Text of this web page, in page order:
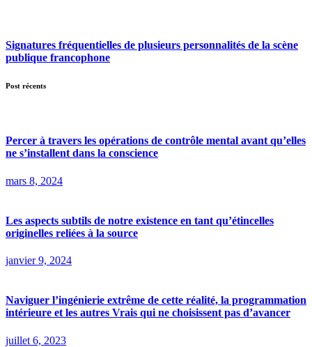
Signatures fréquentielles de plusieurs personnalités de la scène
publique francophone
Post récents
Percer à travers les opérations de contrôle mental avant qu’elles
ne s’installent dans la conscience
mars 8, 2024
Les aspects subtils de notre existence en tant qu’étincelles
originelles reliées à la source
janvier 9, 2024
Naviguer l’ingénierie extrême de cette réalité, la programmation
intérieure et les autres Vrais qui ne choisissent pas d’avancer
juillet 6, 2023